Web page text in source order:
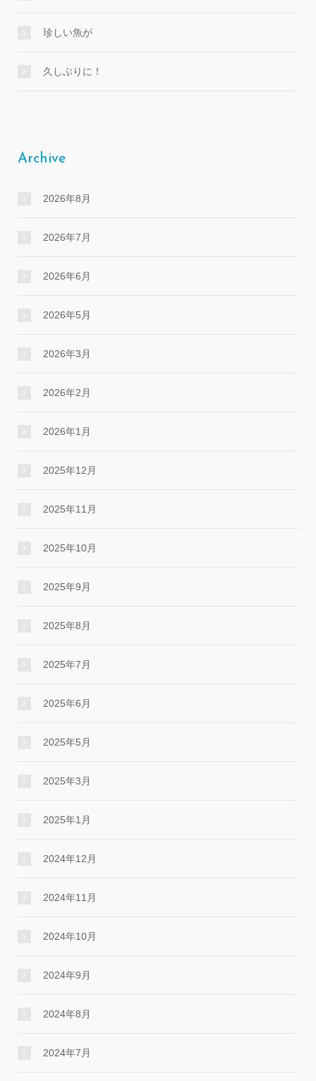
珍しい魚が
久しぶりに！
Archive
2026年8月
2026年7月
2026年6月
2026年5月
2026年3月
2026年2月
2026年1月
2025年12月
2025年11月
2025年10月
2025年9月
2025年8月
2025年7月
2025年6月
2025年5月
2025年3月
2025年1月
2024年12月
2024年11月
2024年10月
2024年9月
2024年8月
2024年7月